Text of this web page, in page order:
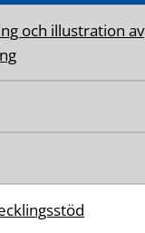
och illustration av